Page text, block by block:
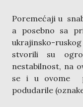
Poremećaji u
a posebno sa
ukrajinsko-
stvorili su
nestabilnost, na
se i u ovome
podudarile